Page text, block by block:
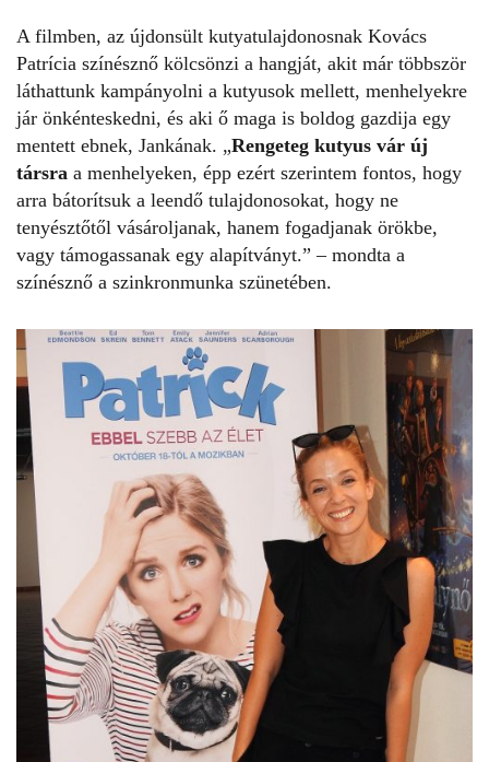
A filmben, az újdonsült kutyatulajdonosnak Kovács
Patrícia színésznő kölcsönzi a hangját, akit már többször
láthattunk kampányolni a kutyusok mellett, menhelyekre
jár önkénteskedni, és aki ő maga is boldog gazdija egy
mentett ebnek, Jankának. „Rengeteg kutyus vár új
társra a menhelyeken, épp ezért szerintem fontos, hogy
arra bátorítsuk a leendő tulajdonosokat, hogy ne
tenyésztőtől vásároljanak, hanem fogadjanak örökbe,
vagy támogassanak egy alapítványt.” – mondta a
színésznő a szinkronmunka szünetében.